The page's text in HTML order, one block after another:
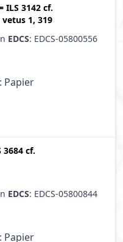
ILS 3142 cf.
1, 319
EDCS: EDCS-05800556
Papier
3684 cf.
EDCS: EDCS-05800844
Papier